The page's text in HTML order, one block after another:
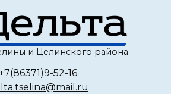
и Целинского района
52-16